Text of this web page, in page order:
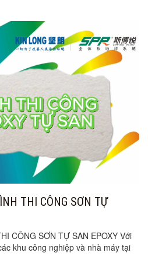
THI CÔNG SƠN TỰ
CÔNG SƠN TỰ SAN EPOXY Với
khu công nghiệp và nhà máy tại